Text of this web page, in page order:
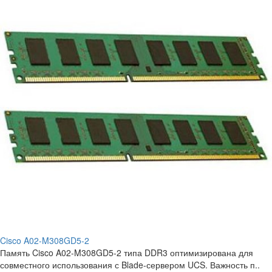
Cisco A02-M308GD5-2
Память Cisco A02-M308GD5-2 типа DDR3 оптимизирована для
совместного использования с Blade-сервером UCS. Важность п..